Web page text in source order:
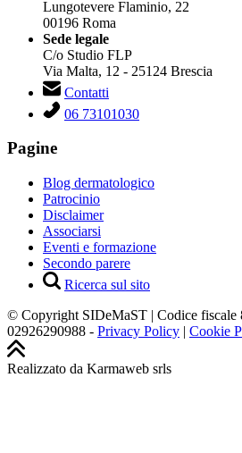
Lungotevere Flaminio, 22
00196 Roma
Sede legale
C/o Studio FLP
Via Malta, 12 - 25124 Brescia
Contatti
06 73101030
Pagine
Blog dermatologico
Patrocinio
Disclaimer
Associarsi
Eventi e formazione
Secondo parere
Ricerca sul sito
© Copyright SIDeMaST | Codice fiscale
02926290988 - Privacy Policy | Cookie
Realizzato da Karmaweb srls